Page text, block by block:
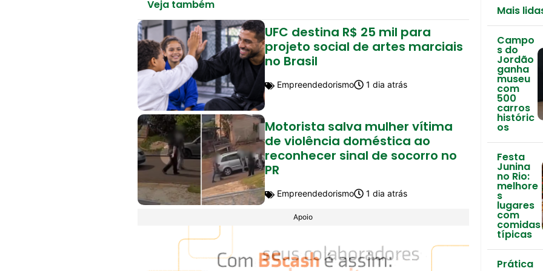
Veja também
UFC destina R$ 25 mil para
projeto social de artes marciais
no Brasil
Empreendedorismo 1 dia atrás
Motorista salva mulher vítima
de violência doméstica ao
reconhecer sinal de socorro no
PR
Empreendedorismo 1 dia atrás
Apoio
Mais
Campo
s do
Jordão
ganha
museu
com
500
carros
históric
os
Festa
Junina
no Rio:
melhore
s
lugares
com
comidas
típicas
Prática